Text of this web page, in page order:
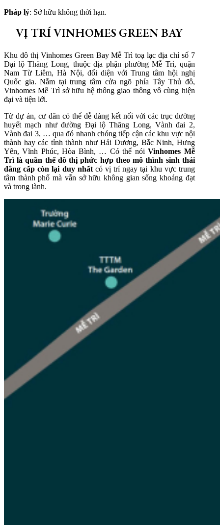
Pháp lý: Sở hữu không thời hạn.
VỊ TRÍ VINHOMES GREEN BAY
Khu đô thị Vinhomes Green Bay Mễ Trì toạ lạc địa chỉ số 7
Đại lộ Thăng Long, thuộc địa phận phường Mễ Trì, quận
Nam Từ Liêm, Hà Nội, đối diện với Trung tâm hội nghị
Quốc gia. Nằm tại trung tâm cửa ngõ phía Tây Thủ đô,
Vinhomes Mễ Trì sở hữu hệ thống giao thông vô cùng hiện
đại và tiện lới.
Từ dự án, cư dân có thể dễ dàng kết nối với các trục đường
huyết mạch như đường Đại lộ Thăng Long, Vành đai 2,
Vành đai 3, … qua đó nhanh chóng tiếp cận các khu vực nội
thành hay các tỉnh thành như Hải Dương, Bắc Ninh, Hưng
Yên, Vĩnh Phúc, Hòa Bình, … Có thể nóiVinhomes Mễ
Trì là quần thể đô thị phức hợp theo mô thình sinh thái
đẳng cấp còn lại duy nhấtcó vị trí ngay tại khu vực trung
tâm thành phố mà vẫn sở hữu không gian sống khoáng đạt
và trong lành.